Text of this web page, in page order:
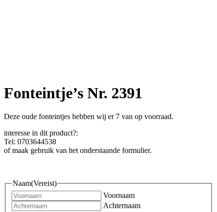
Fonteintje’s Nr. 2391
Deze oude fonteintjes hebben wij er 7 van op voorraad.
interesse in dit product?:
Tel: 0703644538
of maak gebruik van het onderstaande formulier.
Naam(Vereist)
Voornaam
Achternaam